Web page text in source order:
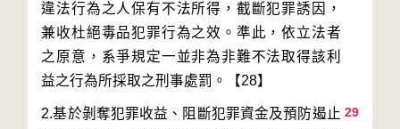
違法行為之人保有不法所得，截斷犯罪誘因，
兼收杜絕毒品犯罪行為之效。準此，依立法者
之原意，系爭規定一並非為非難不法取得該利
29
2.基於剝奪犯罪收益、阻斷犯罪資金及預防遏止